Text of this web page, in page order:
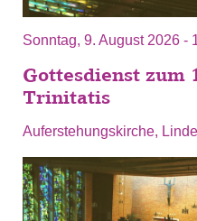
Sonntag, 9. August 2026 -
Gottesdienst zum
Trinitatis
Auferstehungskirche,